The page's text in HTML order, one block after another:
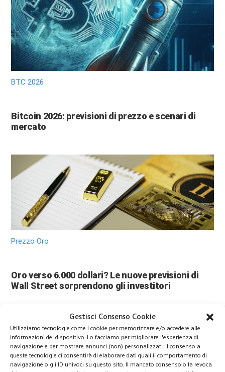
Gestisci Consenso Cookie
Utilizziamo tecnologie come i cookie per memorizzare e/o accedere alle
informazioni del dispositivo. Lo facciamo per migliorare l'esperienza di
navigazione e per mostrare annunci (non) personalizzati. Il consenso a
queste tecnologie ci consentirà di elaborare dati quali il comportamento di
navigazione o gli ID univoci su questo sito. Il mancato consenso o la revoca
BTC 2026
Bitcoin 2026: previsioni di prezzo e scenari di
mercato
Prezzo Oro
Oro verso 6.000 dollari? Le nuove previsioni di
Wall Street sorprendono gli investitori